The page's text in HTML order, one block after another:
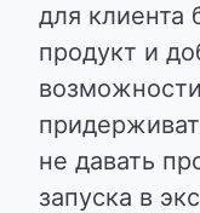
для клиента
продукт и
не давать
запуска в